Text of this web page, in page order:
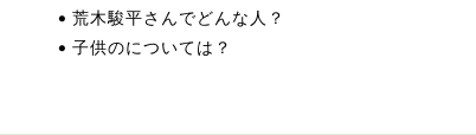
荒木駿平さんでどんな人？
子供のについては？